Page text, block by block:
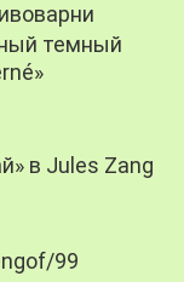
темный
в Jules Zang
99